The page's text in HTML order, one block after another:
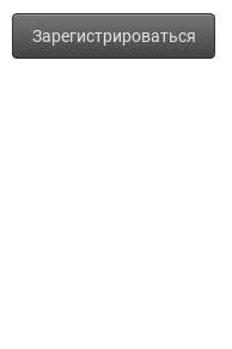
Зарегистрироваться